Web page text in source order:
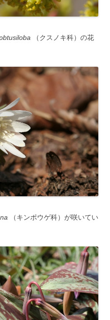
（クスノキ科）の花
（キンポウゲ科）が咲いてい